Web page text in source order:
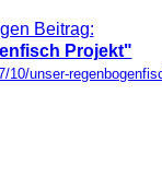
Beitrag:
Projekt"
unser-